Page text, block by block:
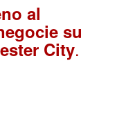
al
su
City.